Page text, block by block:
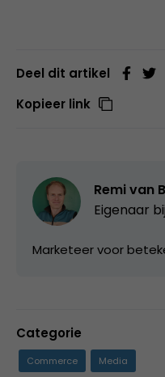
Deel dit artikel
Kopieer link
Remi van
Eigenaar bij
Marketeer voor
Categorie
Commerce Media